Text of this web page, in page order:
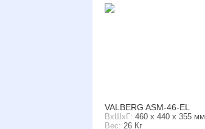
VALBERG ASM-46-EL
ВxШxГ: 460 x 440 x 355 мм
Вес: 26 Кг